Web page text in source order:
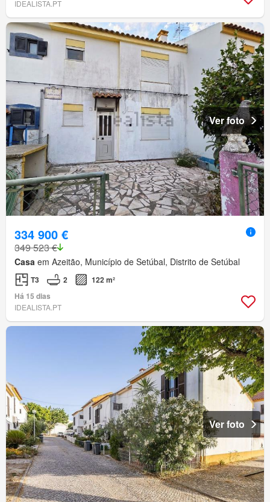
IDEALISTA.PT
Ver foto
334 900 €
349 523 €
Casa em Azeitão, Município de Setúbal, Distrito de Setúbal
T3 2
122 m²
Há 15 dias
IDEALISTA.PT
Ver foto